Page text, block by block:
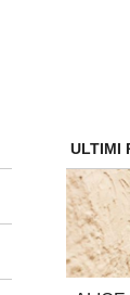
ULTIMI